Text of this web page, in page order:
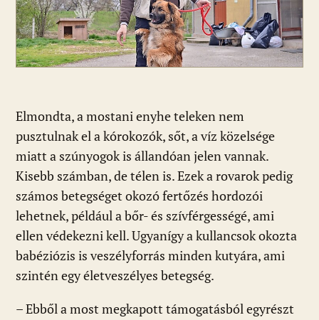
Elmondta, a mostani enyhe teleken nem
pusztulnak el a kórokozók, sőt, a víz közelsége
miatt a szúnyogok is állandóan jelen vannak.
Kisebb számban, de télen is. Ezek a rovarok pedig
számos betegséget okozó fertőzés hordozói
lehetnek, például a bőr- és szívférgességé, ami
ellen védekezni kell. Ugyanígy a kullancsok okozta
babéziózis is veszélyforrás minden kutyára, ami
szintén egy életveszélyes betegség.
– Ebből a most megkapott támogatásból egyrészt